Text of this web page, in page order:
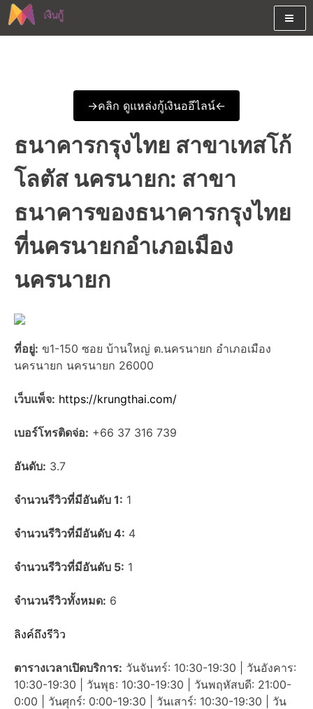
Skip
to
เงินด่วนรับสินเชื่อพร้อมบัตรกด
เงินสด และมีรีไฟแนนซ์ด้วย
->คลิก ดูแหล่งกู้เงินออีไลน์<-
ธนาคารกรุงไทย สาขาเทสโก้
โลตัส นครนายก: สาขา
ธนาคารของธนาคารกรุงไทย
ที่นครนายกอำเภอเมือง
นครนายก
ที่อยู่: ข1-150 ซอย บ้านใหญ่ ต.นครนายก อำเภอเมือง
นครนายก นครนายก 26000
เว็บแพ็จ: https://krungthai.com/
เบอร์โทรติดจ่อ: +66 37 316 739
อันดับ: 3.7
จำนวนรีวิวที่มีอันดับ 1: 1
จำนวนรีวิวที่มีอันดับ 4: 4
จำนวนรีวิวที่มีอันดับ 5: 1
จำนวนรีวิวทั้งหมด: 6
ลิงค์ถึงรีวิว
ตารางเวลาเปิดบริการ: วันจันทร์: 10:30-19:30 | วันอังคาร:
10:30-19:30 | วันพุธ: 10:30-19:30 | วันพฤหัสบดี: 21:00-
0:00 | วันศุกร์: 0:00-19:30 | วันเสาร์: 10:30-19:30 | วัน